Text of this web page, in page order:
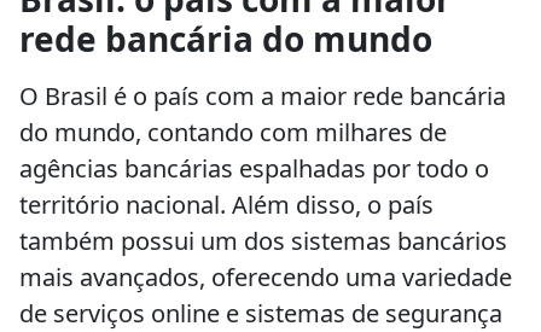
rede bancária do mundo
O Brasil é o país com a maior rede bancária
do mundo, contando com milhares de
agências bancárias espalhadas por todo o
território nacional. Além disso, o país
também possui um dos sistemas bancários
mais avançados, oferecendo uma variedade
de serviços online e sistemas de segurança